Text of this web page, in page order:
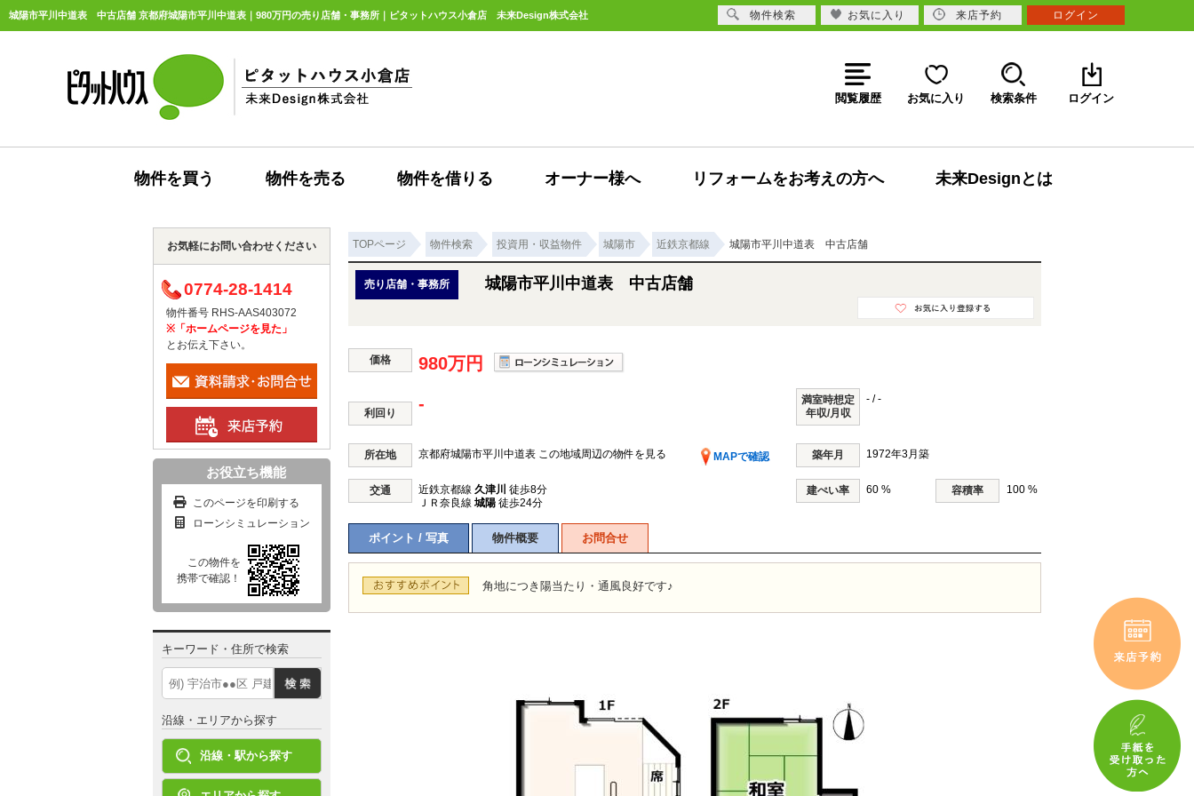
城陽市平川中道表 中古店舗 京都府城陽市平川中道表｜980万円の売り店舗・事務所｜ピタットハウス小倉店 未来Design株式会社
閲覧履歴 お気に入り 検索条件 ログイン
物件を買う 物件を売る 物件を借りる オーナー様へ リフォームをお考えの方へ 未来Designとは
TOPページ 物件検索 投資用・収益物件 城陽市 近鉄京都線 城陽市平川中道表 中古店舗
売り店舗・事務所 城陽市平川中道表 中古店舗
価格 980万円
利回り -
満室時想定
年収/月収
- / -
所在地 京都府城陽市平川中道表 MAPで確認
この地域周辺の物件を見る 築年月 1972年3月築
交通 近鉄京都線 久津川 徒歩8分
ＪＲ奈良線 城陽 徒歩24分
建ぺい率 60 % 容積率 100 %
ポイント / 写真 物件概要 お問合せ
角地につき陽当たり・通風良好です♪
お気軽にお問い合わせください
0774-28-1414
物件番号 RHS-AAS403072
※「ホームページを見た」
とお伝え下さい。
お役立ち機能
このページを印刷する
ローンシミュレーション
この物件を
携帯で確認！
キーワード・住所で検索
沿線・エリアから探す
沿線・駅から探す
物件検索 お気に入り 来店予約 ログイン